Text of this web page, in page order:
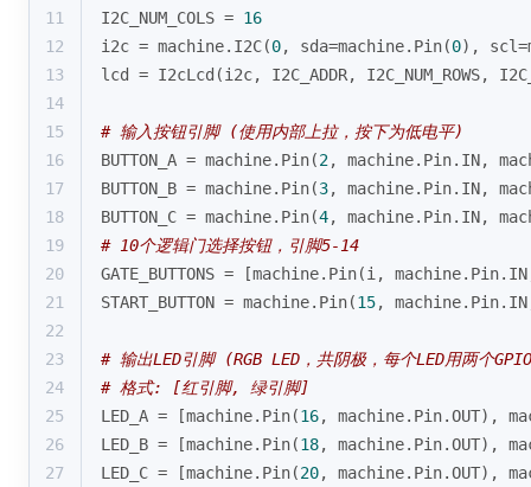
11
I2C_NUM_COLS = 16
12
i2c = machine.I2C(0, sda=machine.Pin(0),
13
lcd = I2cLcd(i2c, I2C_ADDR, I2C_NUM_ROWS,
14
15
# 输入按钮引脚 (使用内部上拉，按下为低电平)
16
BUTTON_A = machine.Pin(2, machine.Pin.IN,
17
BUTTON_B = machine.Pin(3, machine.Pin.IN,
18
BUTTON_C = machine.Pin(4, machine.Pin.IN,
19
# 10个逻辑门选择按钮，引脚5-14
20
GATE_BUTTONS = [machine.Pin(i,
21
START_BUTTON = machine.Pin(15,
22
23
# 输出LED引脚 (RGB LED，共阴极，每个LED用两个
24
# 格式: [红引脚, 绿引脚]
25
LED_A = [machine.Pin(16, machine.Pin.OUT),
26
LED_B = [machine.Pin(18, machine.Pin.OUT),
27
LED_C = [machine.Pin(20, machine.Pin.OUT),